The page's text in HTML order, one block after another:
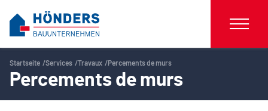
Startseite Services Travaux Percements de murs
Percements de murs